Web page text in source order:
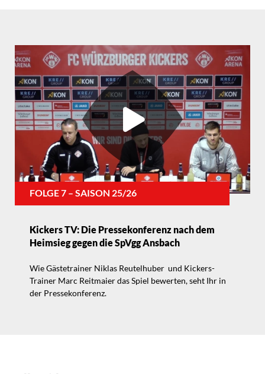
FOLGE 7 – SAISON 25/26
Kickers TV: Die Pressekonferenz nach dem
Heimsieg gegen die SpVgg Ansbach
Wie Gästetrainer Niklas Reutelhuber und Kickers-
Trainer Marc Reitmaier das Spiel bewerten, seht Ihr in
der Pressekonferenz.